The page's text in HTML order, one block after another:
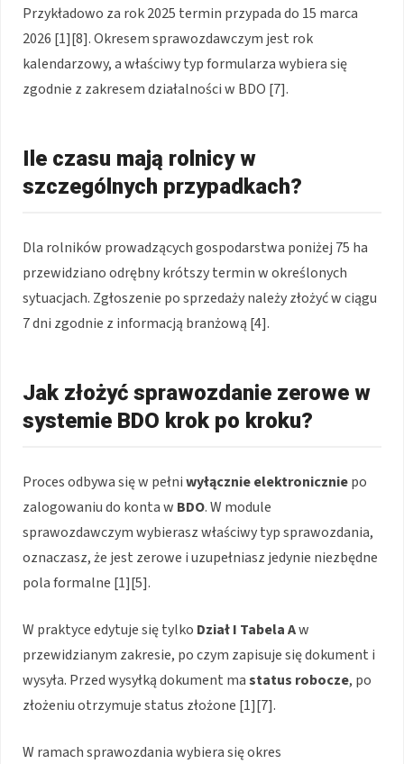
Przykładowo za rok 2025 termin przypada do 15 marca
2026 [1][8]. Okresem sprawozdawczym jest rok
kalendarzowy, a właściwy typ formularza wybiera się
zgodnie z zakresem działalności w BDO [7].
Ile czasu mają rolnicy w
szczególnych przypadkach?
Dla rolników prowadzących gospodarstwa poniżej 75 ha
przewidziano odrębny krótszy termin w określonych
sytuacjach. Zgłoszenie po sprzedaży należy złożyć w ciągu
7 dni zgodnie z informacją branżową [4].
Jak złożyć sprawozdanie zerowe w
systemie BDO krok po kroku?
Proces odbywa się w pełniwyłącznie elektroniczniepo
zalogowaniu do konta w BDO. W module
sprawozdawczym wybierasz właściwy typ sprawozdania,
oznaczasz, że jest zerowe i uzupełniasz jedynie niezbędne
pola formalne [1][5].
W praktyce edytuje się tylko Dział I Tabela Aw
przewidzianym zakresie, po czym zapisuje się dokument i
wysyła. Przed wysyłką dokument mastatus robocze, po
złożeniu otrzymuje status złożone [1][7].
W ramach sprawozdania wybiera się okres